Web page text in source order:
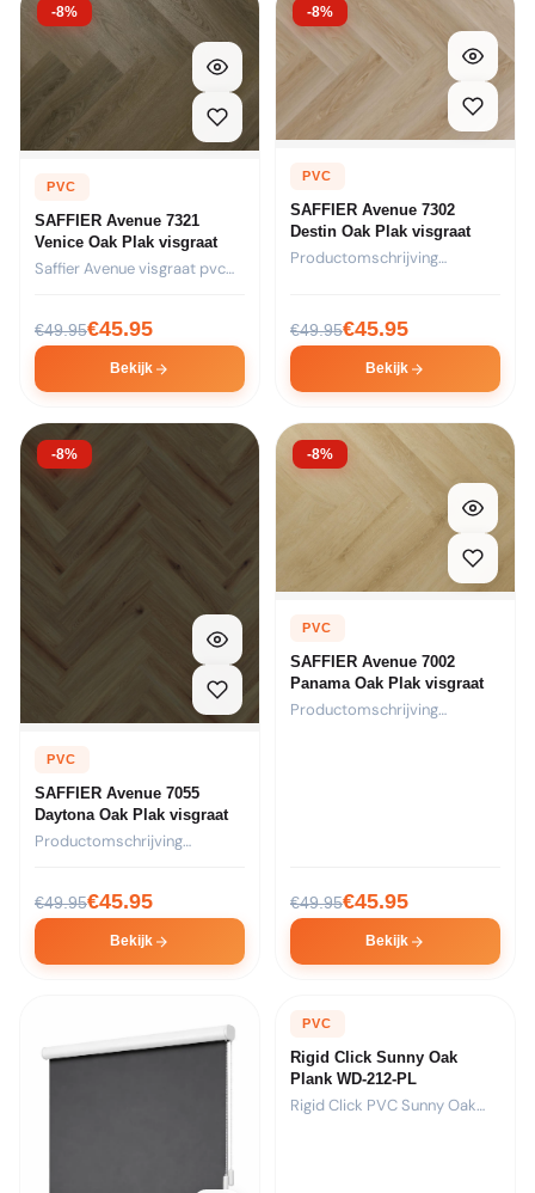
-8%
PVC
SAFFIER Avenue 7321
Venice Oak Plak visgraat
Saffier Avenue visgraat pvc
€49.95€45.95
Bekijk
-8%
PVC
SAFFIER Avenue 7302
Destin Oak Plak visgraat
Productomschrijving
€49.95€45.95
Bekijk
-8%
PVC
SAFFIER Avenue 7055
Daytona Oak Plak visgraat
Productomschrijving
€49.95€45.95
Bekijk
-8%
PVC
SAFFIER Avenue 7002
Panama Oak Plak visgraat
Productomschrijving
€49.95€45.95
Bekijk
PVC
Rigid Click Sunny Oak
Plank WD-212-PL
Rigid Click PVC Sunny Oak